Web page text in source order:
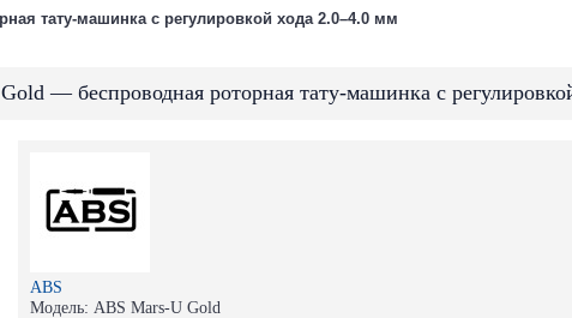
тату-машинка с регулировкой хода 2.0–4.0 мм
— беспроводная роторная тату-машинка с
ABS
Модель: ABS Mars-U Gold